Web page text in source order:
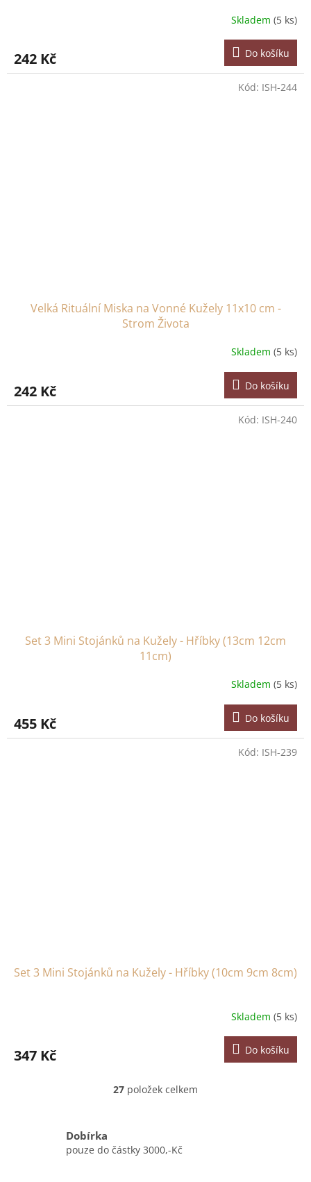
Skladem (5 ks)
242 Kč Do košíku
Velká Rituální Miska na Vonné Kužely 11x10 cm -
Strom Života
Skladem (5 ks)
242 Kč Do košíku
Kód: ISH-244
Set 3 Mini Stojánků na Kužely - Hříbky (13cm 12cm
11cm)
Skladem (5 ks)
455 Kč Do košíku
Kód: ISH-240
Set 3 Mini Stojánků na Kužely - Hříbky (10cm 9cm 8cm)
Skladem (5 ks)
347 Kč Do košíku
Kód: ISH-239
O
d
27 položek celkem
Dobírka
pouze do částky 3000,-Kč